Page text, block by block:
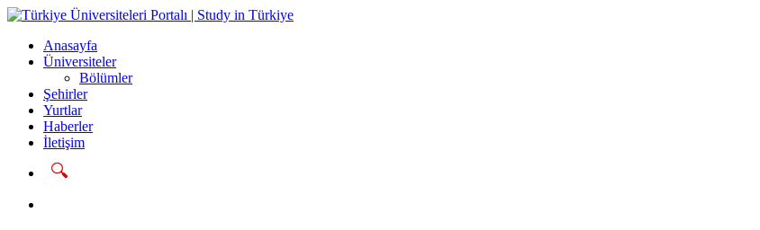
Anasayfa
Üniversiteler
Bölümler
Şehirler
Yurtlar
Haberler
İletişim
🔍